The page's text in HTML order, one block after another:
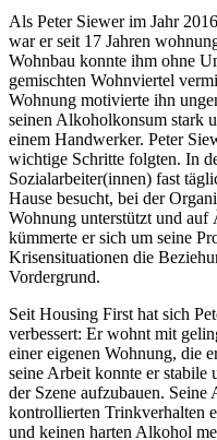
Als Peter Siewer im Jahr
war er seit 17 Jahren
Wohnbau konnte ihm ohne
gemischten Wohnviertel
Wohnung motivierte ihn
seinen Alkoholkonsum stark
einem Handwerker. Peter
wichtige Schritte folgten. In
Sozialarbeiter(innen) fast
Hause besucht, bei der
Wohnung unterstützt und
kümmerte er sich um seine
Krisensituationen die
Vordergrund.
Seit Housing First hat sich
verbessert: Er wohnt mit
einer eigenen Wohnung, die
seine Arbeit konnte er stabile
der Szene aufzubauen.
kontrollierten Trinkverhalten
und keinen harten Alkohol